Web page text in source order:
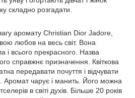
складно розгадати.
аромату Christian Dior Jadore,
любов на весь світ. Вона
і всього прекрасного. Назва
справжнє призначення. Квіткова
передавати почуття і відчувати
чарує і манить. Його можна
в світі духів. Більше 20 років